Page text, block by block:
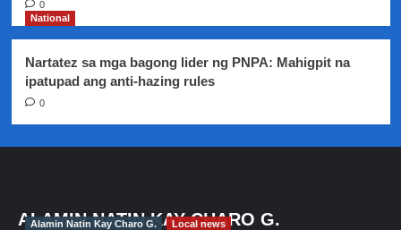
0
National
Nartatez sa mga bagong lider ng PNPA: Mahigpit na
ipatupad ang anti-hazing rules
0
ALAMIN NATIN KAY CHARO G.
Alamin Natin Kay Charo G. Local news